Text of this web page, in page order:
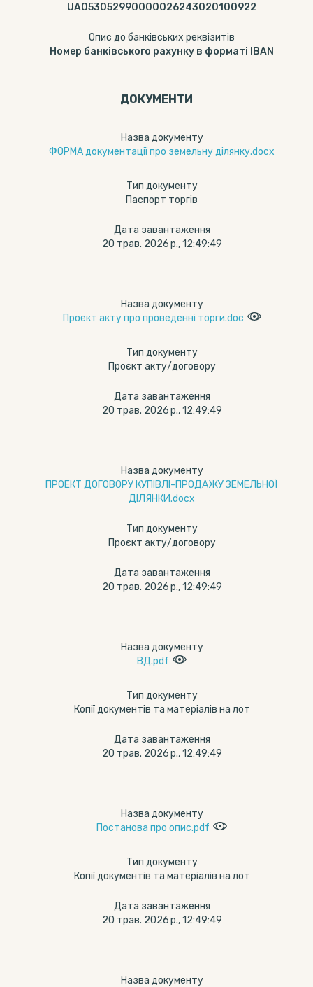
UA053052990000026243020100922
Опис до банківських реквізитів
Номер банківського рахунку в форматі IBAN
ДОКУМЕНТИ
Назва документу
ФОРМА документації про земельну ділянку.docx
Тип документу
Паспорт торгів
Дата завантаження
20 трав. 2026 р., 12:49:49
Назва документу
Проект акту про проведенні торги.doc
Тип документу
Проєкт акту/договору
Дата завантаження
20 трав. 2026 р., 12:49:49
Назва документу
ПРОЕКТ ДОГОВОРУ КУПІВЛІ-ПРОДАЖУ ЗЕМЕЛЬНОЇ
ДІЛЯНКИ.docx
Тип документу
Проєкт акту/договору
Дата завантаження
20 трав. 2026 р., 12:49:49
Назва документу
ВД.pdf
Тип документу
Копії документів та матеріалів на лот
Дата завантаження
20 трав. 2026 р., 12:49:49
Назва документу
Постанова про опис.pdf
Тип документу
Копії документів та матеріалів на лот
Дата завантаження
20 трав. 2026 р., 12:49:49
Назва документу